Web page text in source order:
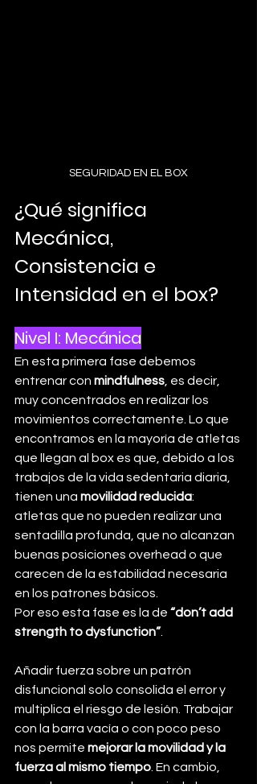
SEGURIDAD EN EL BOX
¿Qué significa
Mecánica,
Consistencia e
Intensidad en el box?
Nivel I: Mecánica
En esta primera fase debemos
entrenar con mindfulness , es decir,
muy concentrados en realizar los
movimientos correctamente. Lo que
encontramos en la mayoría de atletas
que llegan al box es que, debido a los
trabajos de la vida sedentaria diaria,
tienen una movilidad reducida:
atletas que no pueden realizar una
sentadilla profunda, que no alcanzan
buenas posiciones overhead o que
carecen de la estabilidad necesaria
en los patrones básicos.
Por eso esta fase es la de “don’t add
strength to dysfunction”
Añadir fuerza sobre un patrón
disfuncional solo consolida el error y
multiplica el riesgo de lesión. Trabajar
con la barra vacía o con poco peso
nos permite mejorar la movilidad y la
fuerza al mismo tiempo . En cambio,